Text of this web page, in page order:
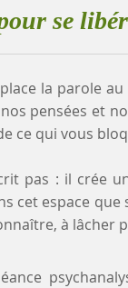
se
la parole
pensées et
ce qui vous
pas : il crée
cet espace
à lâcher